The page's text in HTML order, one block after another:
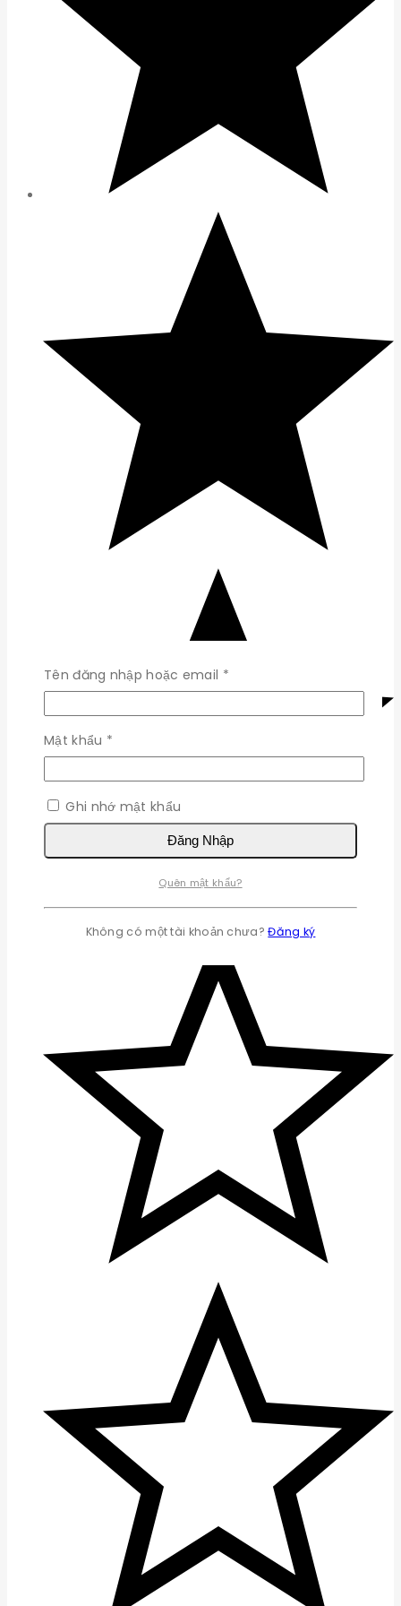
Tên đăng nhập hoặc email *Bắt
buộc
Mật khẩu *
buộc
Ghi nhớ mật khẩu
Đăng Nhập
Quên mật khẩu?
Không có một tài khoản chưa?Đăng ký